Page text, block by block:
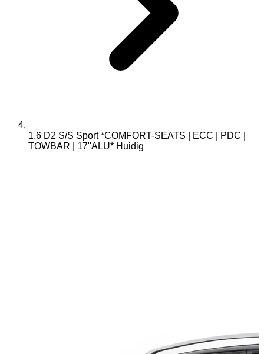
1.6 D2 S/S Sport *COMFORT-SEATS | ECC | PDC |
TOWBAR | 17"ALU* Huidig